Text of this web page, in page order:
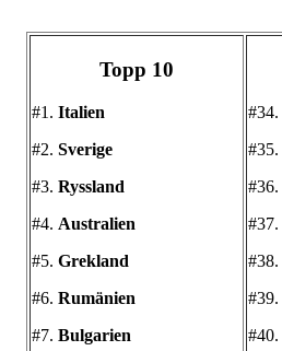
Topp 10
#1. Italien
#2. Sverige
#3. Ryssland
#4. Australien
#5. Grekland
#6. Rumänien
#7. Bulgarien
#34.
#35.
#36.
#37.
#38.
#39.
#40.